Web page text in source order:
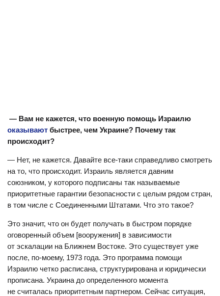
— Вам не кажется, что военную помощь Израилю
оказывают быстрее, чем Украине? Почему так
происходит?
— Нет, не кажется. Давайте все-таки справедливо смотреть
на то, что происходит. Израиль является давним
союзником, у которого подписаны так называемые
приоритетные гарантии безопасности с целым рядом стран,
в том числе с Соединенными Штатами. Что это такое?
Это значит, что он будет получать в быстром порядке
оговоренный объем [вооружения] в зависимости
от эскалации на Ближнем Востоке. Это существует уже
после, по-моему, 1973 года. Это программа помощи
Израилю четко расписана, структурирована и юридически
прописана. Украина до определенного момента
не считалась приоритетным партнером. Сейчас ситуация,